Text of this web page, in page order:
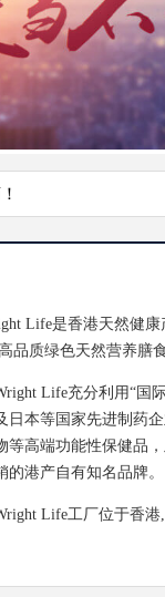
Life是香港天然健康
品质绿色天然营养膳
Life充分利用“国际
日本等国家先进制药
等高端功能性保健品
的港产自有知名品牌。
Life工厂位于香港,